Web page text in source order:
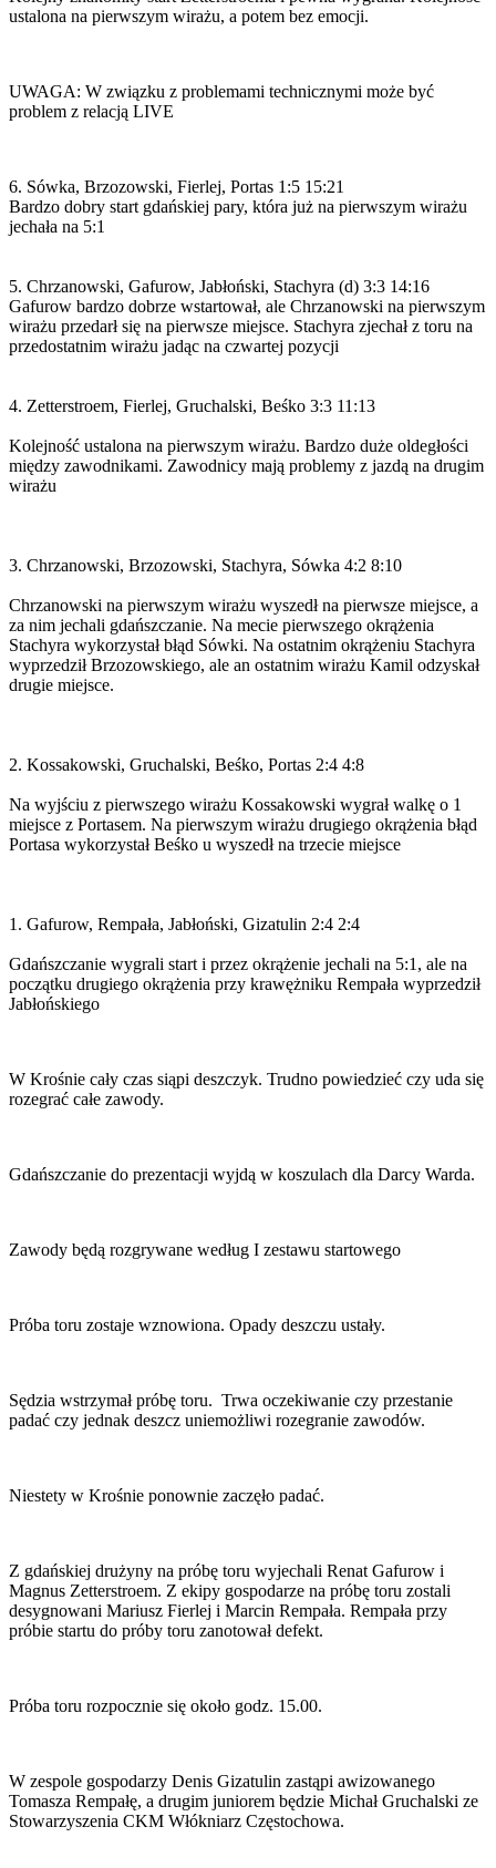
ustalona na pierwszym wirażu, a potem bez emocji.
UWAGA: W związku z problemami technicznymi może być
problem z relacją LIVE
6. Sówka, Brzozowski, Fierlej, Portas 1:5 15:21
Bardzo dobry start gdańskiej pary, która już na pierwszym wirażu
jechała na 5:1
5. Chrzanowski, Gafurow, Jabłoński, Stachyra (d) 3:3 14:16
Gafurow bardzo dobrze wstartował, ale Chrzanowski na pierwszym
wirażu przedarł się na pierwsze miejsce. Stachyra zjechał z toru na
przedostatnim wirażu jadąc na czwartej pozycji
4. Zetterstroem, Fierlej, Gruchalski, Beśko 3:3 11:13
Kolejność ustalona na pierwszym wirażu. Bardzo duże oldegłości
między zawodnikami. Zawodnicy mają problemy z jazdą na drugim
wirażu
3. Chrzanowski, Brzozowski, Stachyra, Sówka 4:2 8:10
Chrzanowski na pierwszym wirażu wyszedł na pierwsze miejsce, a
za nim jechali gdańszczanie. Na mecie pierwszego okrążenia
Stachyra wykorzystał błąd Sówki. Na ostatnim okrążeniu Stachyra
wyprzedził Brzozowskiego, ale an ostatnim wirażu Kamil odzyskał
drugie miejsce.
2. Kossakowski, Gruchalski, Beśko, Portas 2:4 4:8
Na wyjściu z pierwszego wirażu Kossakowski wygrał walkę o 1
miejsce z Portasem. Na pierwszym wirażu drugiego okrążenia błąd
Portasa wykorzystał Beśko u wyszedł na trzecie miejsce
1. Gafurow, Rempała, Jabłoński, Gizatulin 2:4 2:4
Gdańszczanie wygrali start i przez okrążenie jechali na 5:1, ale na
początku drugiego okrążenia przy krawężniku Rempała wyprzedził
Jabłońskiego
W Krośnie cały czas siąpi deszczyk. Trudno powiedzieć czy uda się
rozegrać całe zawody.
Gdańszczanie do prezentacji wyjdą w koszulach dla Darcy Warda.
Zawody będą rozgrywane według I zestawu startowego
Próba toru zostaje wznowiona. Opady deszczu ustały.
Sędzia wstrzymał próbę toru. Trwa oczekiwanie czy przestanie
padać czy jednak deszcz uniemożliwi rozegranie zawodów.
Niestety w Krośnie ponownie zaczęło padać.
Z gdańskiej drużyny na próbę toru wyjechali Renat Gafurow i
Magnus Zetterstroem. Z ekipy gospodarze na próbę toru zostali
desygnowani Mariusz Fierlej i Marcin Rempała. Rempała przy
próbie startu do próby toru zanotował defekt.
Próba toru rozpocznie się około godz. 15.00.
W zespole gospodarzy Denis Gizatulin zastąpi awizowanego
Tomasza Rempałę, a drugim juniorem będzie Michał Gruchalski ze
Stowarzyszenia CKM Włókniarz Częstochowa.